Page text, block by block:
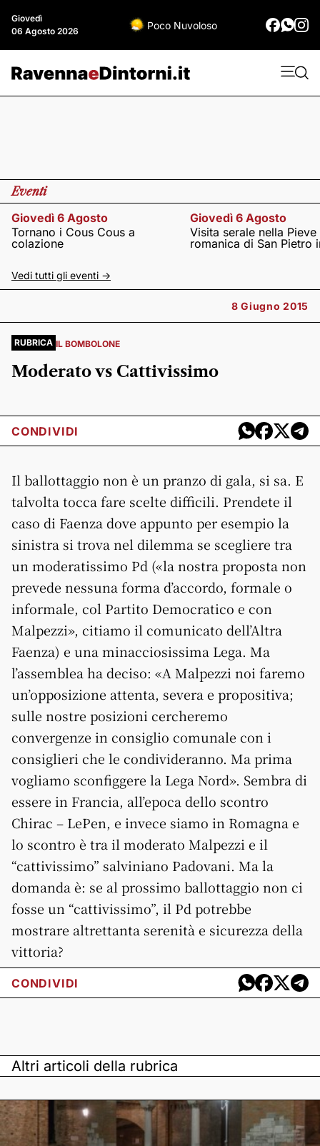
Giovedì
06 Agosto 2026
Poco Nuvoloso
Eventi
Giovedì 6 Agosto
Tornano i Cous Cous a
colazione
Giovedì 6 Agosto
Visita serale nella Pieve
romanica di San Pietro
Vedi tutti gli eventi ->
8 Giugno 2015
RUBRICA IL BOMBOLONE
Moderato vs Cattivissimo
CONDIVIDI
Il ballottaggio non è un pranzo di gala, si sa. E
talvolta tocca fare scelte difficili. Prendete il
caso di Faenza dove appunto per esempio la
sinistra si trova nel dilemma se scegliere tra
un moderatissimo Pd («la nostra proposta non
prevede nessuna forma d’accordo, formale o
informale, col Partito Democratico e con
Malpezzi», citiamo il comunicato dell’Altra
Faenza) e una minacciosissima Lega. Ma
l’assemblea ha deciso: «A Malpezzi noi faremo
un’opposizione attenta, severa e propositiva;
sulle nostre posizioni cercheremo
convergenze in consiglio comunale con i
consiglieri che le condivideranno. Ma prima
vogliamo sconfiggere la Lega Nord». Sembra di
essere in Francia, all’epoca dello scontro
Chirac – LePen, e invece siamo in Romagna e
lo scontro è tra il moderato Malpezzi e il
“cattivissimo” salviniano Padovani. Ma la
domanda è: se al prossimo ballottaggio non ci
fosse un “cattivissimo”, il Pd potrebbe
mostrare altrettanta serenità e sicurezza della
vittoria?
CONDIVIDI
Altri articoli della rubrica